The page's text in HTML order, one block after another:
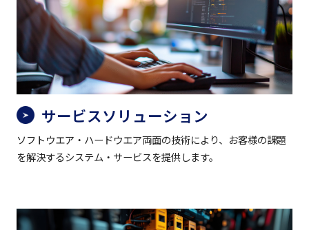
サービスソリューション
ソフトウエア・ハードウエア両面の技術により、お客様の課題
を解決するシステム・サービスを提供します。